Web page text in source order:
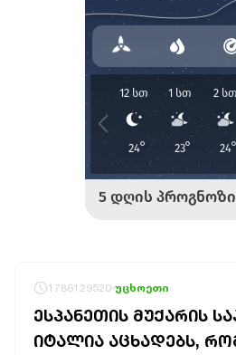
1786129520 უცხოეთი
ᲔᲡᲞᲐᲜᲔᲗᲘᲡ ᲛᲣᲥᲐᲠᲘᲡ
ᲘᲢᲐᲚᲘᲐ ᲐᲪᲮᲐᲓᲔᲑᲡ,